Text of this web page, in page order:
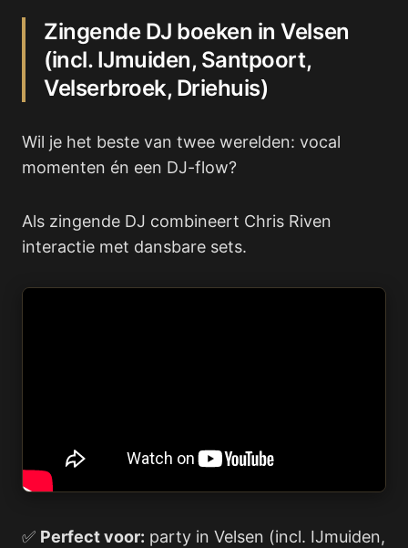
Zingende DJ boeken in Velsen
(incl. IJmuiden, Santpoort,
Velserbroek, Driehuis)
Wil je het beste van twee werelden: vocal
momenten én een DJ-flow?
Als zingende DJ combineert Chris Riven
interactie met dansbare sets.
✅ Perfect voor: party in Velsen (incl. IJmuiden,